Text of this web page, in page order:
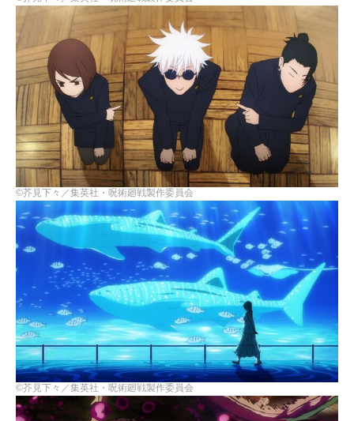
©芥見下々／集英社・呪術廻戦製作委員会
©芥見下々／集英社・呪術廻戦製作委員会